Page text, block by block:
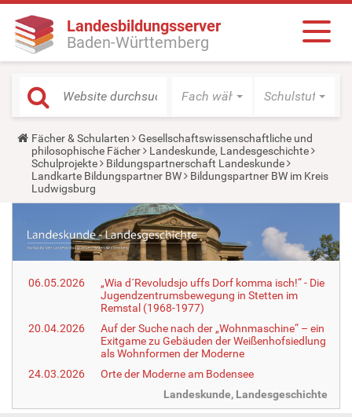
Landesbildungsserver
Baden-Württemberg
Fach wählen Schulstufe
Y
o
u
a
r
e
r
e
:
Fächer & Schularten
Gesellschaftswissenschaftliche und
philosophische Fächer
Landeskunde, Landesgeschichte
Schulprojekte
Bildungspartnerschaft Landeskunde
Landkarte Bildungspartner BW
Bildungspartner BW im Kreis
Ludwigsburg
06.05.2026
„Wia d´Revoludsjo uffs Dorf komma isch!“ - Die
Jugendzentrumsbewegung in Stetten im
Remstal (1968-1977)
20.04.2026
Auf der Suche nach der „Wohnmaschine“ – ein
Exitgame zu Gebäuden der Weißenhofsiedlung
als Wohnformen der Moderne
24.03.2026
Orte der Moderne am Bodensee
Landeskunde, Landesgeschichte